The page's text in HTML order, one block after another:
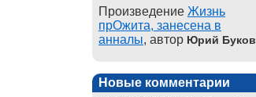
Произведение Жизнь
прОжита, занесена в
анналы, автор Юрий Буков
Новые комментарии